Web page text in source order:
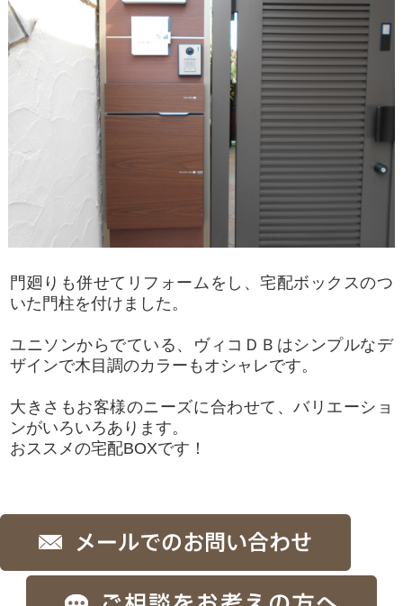
門廻りも併せてリフォームをし、宅配ボックスのつ
いた門柱を付けました。
ユニソンからでている、ヴィコＤＢはシンプルなデ
ザインで木目調のカラーもオシャレです。
大きさもお客様のニーズに合わせて、バリエーショ
ンがいろいろあります。
おススメの宅配BOXです！